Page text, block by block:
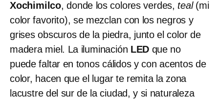
Xochimilco, donde los colores verdes, teal(mi
color favorito), se mezclan con los negros y
grises obscuros de la piedra, junto el color de
madera miel. La iluminación LED que no
puede faltar en tonos cálidos y con acentos de
color, hacen que el lugar te remita la zona
lacustre del sur de la ciudad, y si naturaleza